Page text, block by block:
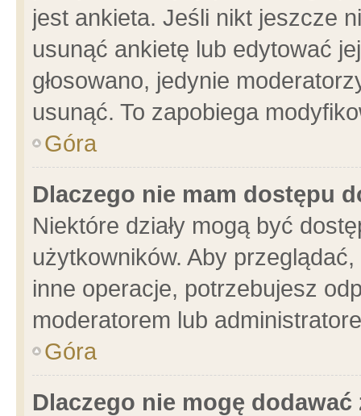
jest ankieta. Jeśli nikt jeszcze
usunąć ankietę lub edytować
głosowano, jedynie
usunąć. To zapobiega
Góra
Dlaczego nie mam dostępu
Niektóre działy mogą być
użytkowników. Aby
inne operacje, potrzebujesz
moderatorem lub
Góra
Dlaczego nie mogę dodawać